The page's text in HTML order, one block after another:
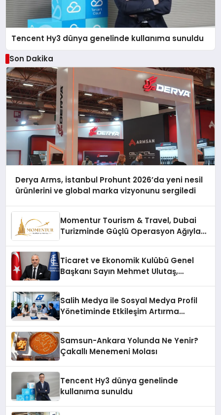
Tencent Hy3 dünya genelinde kullanıma sunuldu
Son Dakika
Derya Arms, İstanbul Prohunt 2026’da yeni nesil
ürünlerini ve global marka vizyonunu sergiledi
Momentur Tourism & Travel, Dubai
Turizminde Güçlü Operasyon Ağıyla
Ticaret ve Ekonomik Kulübü Genel
Başkanı Sayın Mehmet Ulutaş,
Salih Medya ile Sosyal Medya Profil
Yönetiminde Etkileşim Artırma
Samsun-Ankara Yolunda Ne Yenir?
Çakallı Menemeni Molası
Tencent Hy3 dünya genelinde
kullanıma sunuldu